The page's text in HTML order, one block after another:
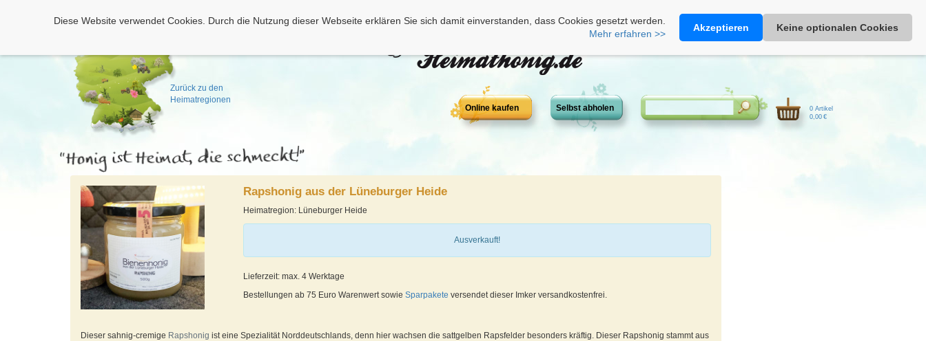
Zurück zu den
Heimatregionen
Heimathonig auf Facebook|Kunden-Login|Warenkorb
Diese Website verwendet Cookies. Durch die Nutzung dieser Webseite erklären Sie sich damit einverstanden, dass Cookies gesetzt werden.
Mehr erfahren >>
Akzeptieren Keine optionalen Cookies
Online kaufen Selbst abholen
0 Artikel
0,00 €
Rapshonig aus der Lüneburger Heide
Heimatregion: Lüneburger Heide
Ausverkauft!
Lieferzeit: max. 4 Werktage
Bestellungen ab 75 Euro Warenwert sowieSparpakete versendet dieser Imker versandkostenfrei.
Dieser sahnig-cremige Rapshonig ist eine Spezialität Norddeutschlands, denn hier wachsen die sattgelben Rapsfelder besonders kräftig. Dieser Rapshonig stammt aus